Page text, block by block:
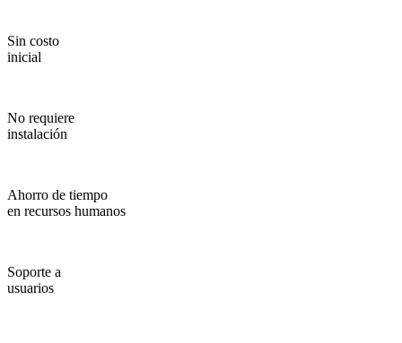
Sin costo
inicial
No requiere
instalación
Ahorro de tiempo
en recursos humanos
Soporte a
usuarios